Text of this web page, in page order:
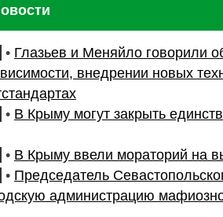
• Глазьев и Меняйло говорили
внедрении новых
• В Крыму могут закрыть
• В Крыму ввели мораторий на
• Председатель
администрацию